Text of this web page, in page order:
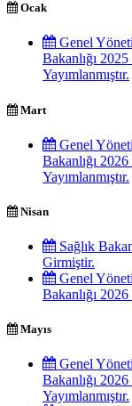
Ocak
Genel
Bakanlığı
Yayımlanmıştır.
Mart
Genel
Bakanlığı
Yayımlanmıştır.
Nisan
Sağlık
Girmiştir.
Genel
Bakanlığı
Mayıs
Genel
Bakanlığı
Yayımlanmıştır.